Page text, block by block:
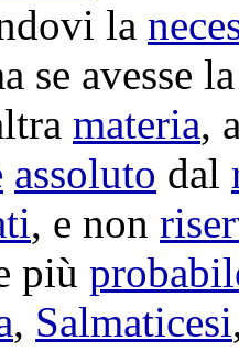
la
se avesse
materia,
assoluto dal
, e non
più
, Salmaticesi